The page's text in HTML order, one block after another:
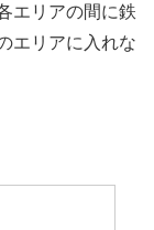
エリアの間に鉄
エリアに入れな